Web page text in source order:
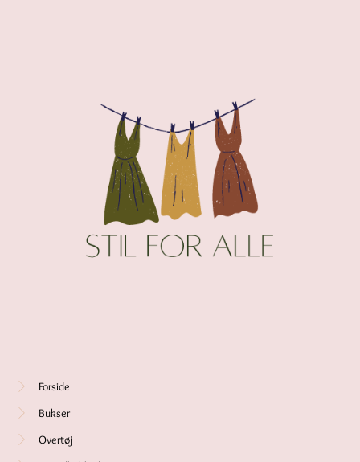
Forside
Bukser
Overtøj